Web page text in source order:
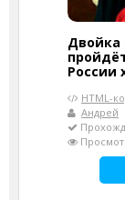
Двойка
России
HTML-
Андрей